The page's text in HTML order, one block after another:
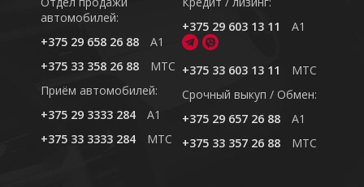
автомобилей:
+375 29 658 26 88
A1
+375 33 358 26 88
MTC
Приём автомобилей:
+375 29 3333 284
A1
+375 33 3333 284
MTC
+375 29 603 13 11
A1
+375 33 603 13 11
MTC
Cрочный выкуп / Обмен:
+375 29 657 26 88
A1
+375 33 357 26 88
MTC